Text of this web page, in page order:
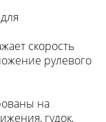
скорость
рулевого
на
гудок,